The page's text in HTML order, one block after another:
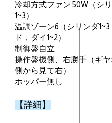
冷却方式ファン 50W（シ
1~3）
温調ゾーン6（シリンダ1~3
ド，ダイ1~2）
制御盤自立
操作盤機側、右勝手（ギ
側から見て右）
ホッパー無し
​【詳細】